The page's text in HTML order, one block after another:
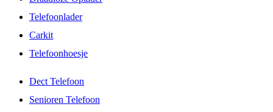
Telefoonlader
Carkit
Telefoonhoesje
Dect Telefoon
Senioren Telefoon